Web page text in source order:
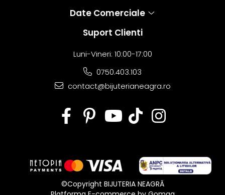
Date Comerciale
Suport Clienti
Luni-Vineri: 10:00-17:00
0750.403.103
contact@bijuterianeagra.ro
©Copyright BIJUTERIA NEAGRĂ